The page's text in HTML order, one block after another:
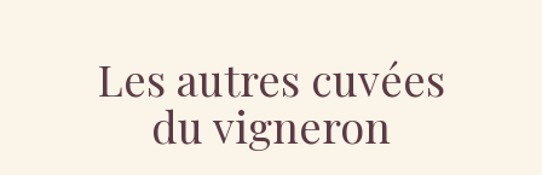
Les autres cuvées
du vigneron